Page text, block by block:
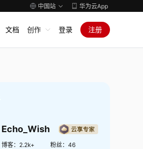
中国站 华为云App
文档 创作 登录 注册
Echo_Wish
博客： 2.2k+ 粉丝： 46